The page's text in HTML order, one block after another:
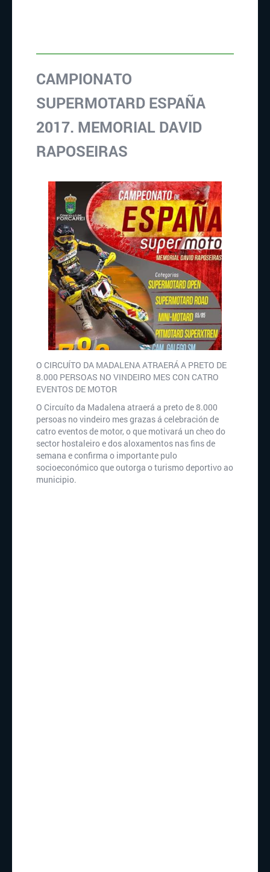
CAMPIONATO
SUPERMOTARD ESPAÑA
2017. MEMORIAL DAVID
RAPOSEIRAS
O CIRCUÍTO DA MADALENA ATRAERÁ A PRETO DE
8.000 PERSOAS NO VINDEIRO MES CON CATRO
EVENTOS DE MOTOR
O Circuíto da Madalena atraerá a preto de 8.000
persoas no vindeiro mes grazas á celebración de
catro eventos de motor, o que motivará un cheo do
sector hostaleiro e dos aloxamentos nas fins de
semana e confirma o importante pulo
socioeconómico que outorga o turismo deportivo ao
municipio.